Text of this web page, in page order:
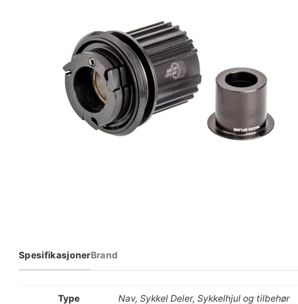
SpesifikasjonerBrand
Type Nav, Sykkel Deler, Sykkelhjul og tilbehør